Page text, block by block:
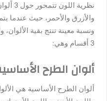
نظرية
والأزرق والأحمر، حيث عندما
ونسبة معينة تنتج بقية
3 أقسام وهي:
ألوان الطرح
ألوان الطرح الأساسية هي